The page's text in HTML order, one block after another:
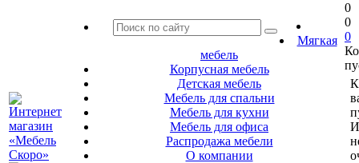
Мягкая
мебель
Корпусная мебель
Детская мебель
Мебель для спальни
Мебель для кухни
Мебель для офиса
Распродажа мебели
О компании
0
0
0